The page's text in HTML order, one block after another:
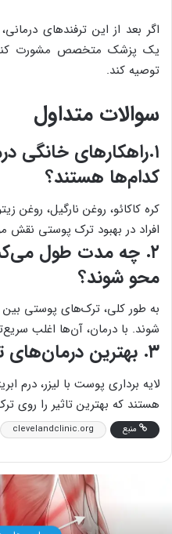
اگر بعد از این ترفندهای
یک پزشک متخصص مشورت
توصیه کند.
سوالات متداول
۱.راهکارهای خانگی
کدام‌ها هستند؟
کره کاکائو، روغن نارگیل، روغن
افراد در بهبود ترک پوستی نقش
۲. چه مدت طول
محو شوند؟
شوند. با درمان، آن‌ها اغلب
۳. بهترین درمان‌های ترک پوستی کدامند؟
لایه برداری پوست با لیزر، درم
هستند که بهترین تاثیر را روی
منبع clevelandclinic.org